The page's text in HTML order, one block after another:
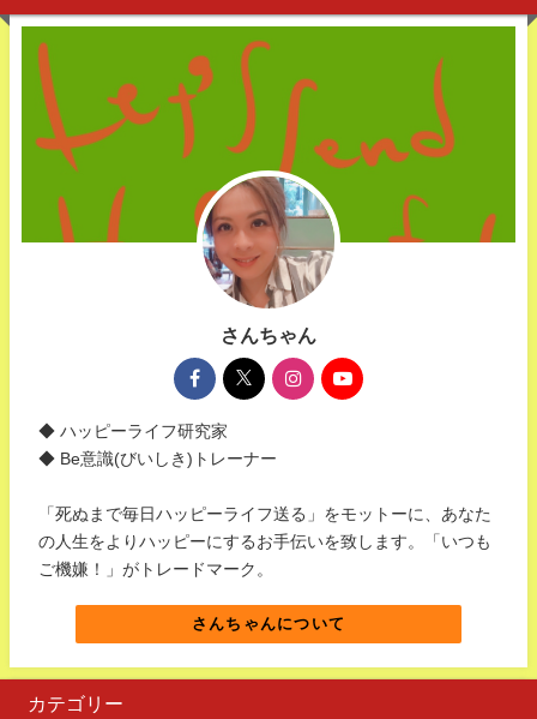
さんちゃん
◆ ハッピーライフ研究家
◆ Be意識(びいしき)トレーナー
「死ぬまで毎日ハッピーライフ送る」をモットーに、あなた
の人生をよりハッピーにするお手伝いを致します。「いつも
ご機嫌！」がトレードマーク。
さんちゃんについて
カテゴリー